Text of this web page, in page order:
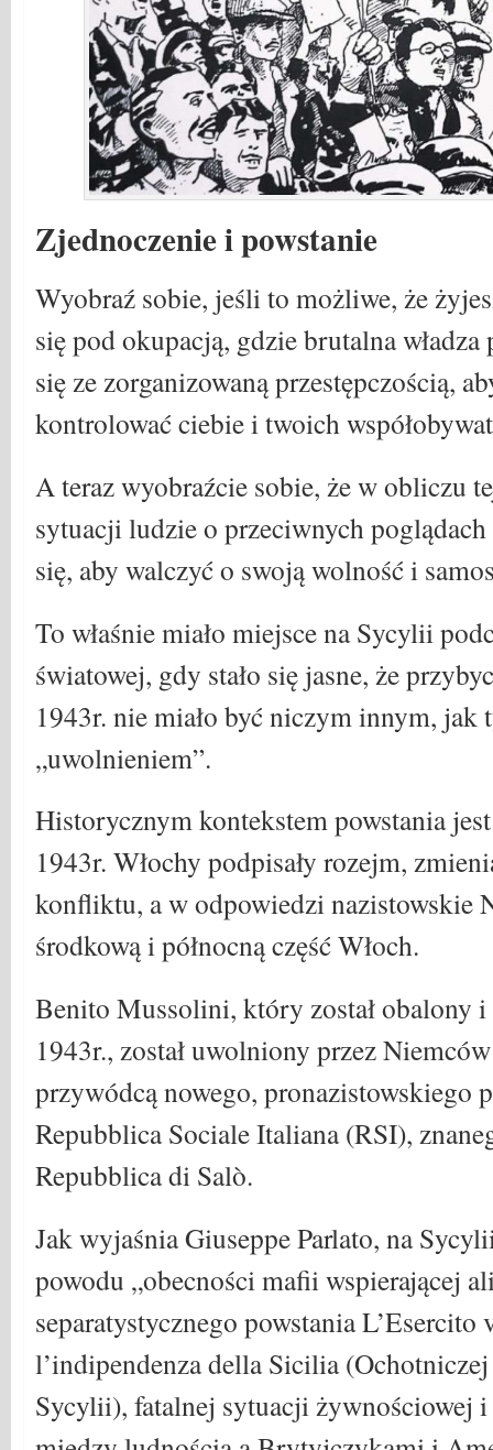
Zjednoczenie i powstanie
Wyobraź sobie, jeśli to możliwe, że
się pod okupacją, gdzie brutalna
się ze zorganizowaną przestępczością,
kontrolować ciebie i twoich
A teraz wyobraźcie sobie, że w obliczu
sytuacji ludzie o przeciwnych
się, aby walczyć o swoją wolność i
To właśnie miało miejsce na Sycylii
światowej, gdy stało się jasne, że
1943r. nie miało być niczym innym, jak
„uwolnieniem”.
Historycznym kontekstem powstania
1943r. Włochy podpisały rozejm,
konfliktu, a w odpowiedzi nazistowskie
środkową i północną część Włoch.
Benito Mussolini, który został obalony
1943r., został uwolniony przez
przywódcą nowego, pronazistowskiego
Repubblica Sociale Italiana (RSI),
Repubblica di Salò.
Jak wyjaśnia Giuseppe Parlato, na
powodu „obecności mafii wspierającej
separatystycznego powstania
l’indipendenza della Sicilia
Sycylii), fatalnej sytuacji żywnościowej i